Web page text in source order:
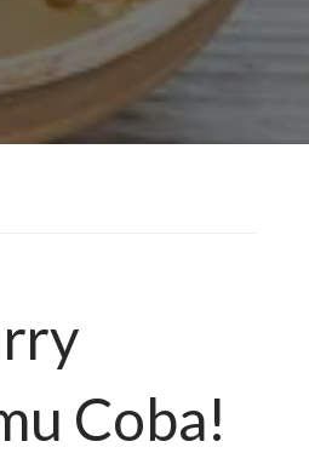
Coba!